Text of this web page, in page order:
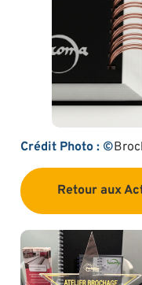
Crédit Photo : ©
Retour aux